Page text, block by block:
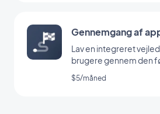
Gennemgang af
Lav en integreret
brugere gennem den
din app
$5/måned